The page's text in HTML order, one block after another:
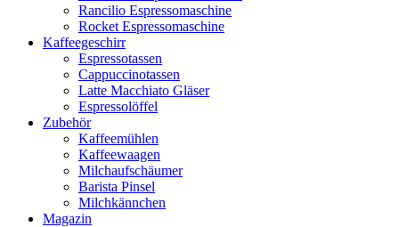
Rancilio Espressomaschine
Rocket Espressomaschine
Kaffeegeschirr
Espressotassen
Cappuccinotassen
Latte Macchiato Gläser
Espressolöffel
Zubehör
Kaffeemühlen
Kaffeewaagen
Milchaufschäumer
Barista Pinsel
Milchkännchen
Magazin